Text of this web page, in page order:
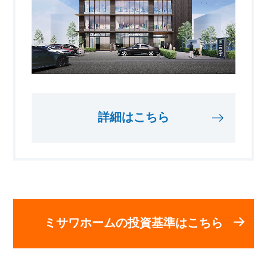
詳細はこちら
ミサワホームの投資基準はこちら